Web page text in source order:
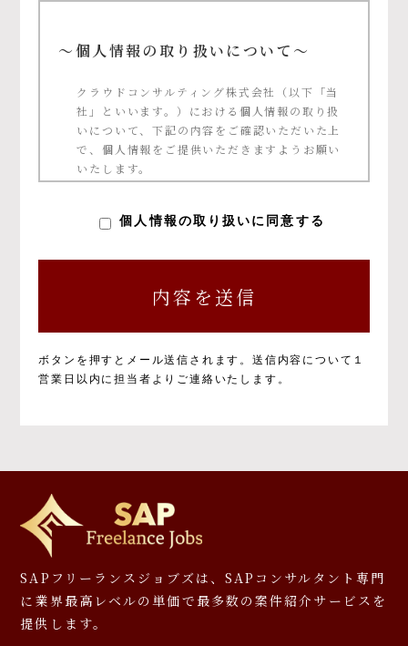
～個人情報の取り扱いについて～
クラウドコンサルティング株式会社（以下「当
社」といいます。）における個人情報の取り扱
いについて、下記の内容をご確認いただいた上
で、個人情報をご提供いただきますようお願い
いたします。
以下のとおりです。
③ご本人の承諾に基づく、当社サービス利用
企業への個人情報提供
ー等への応募、プレゼント発送等
※お預かりした書類については、一部お返しで
きないことがありますのでご了承ください。
個人情報を提供しなかった場合に生じる結
果について
必要となる項目を入力いただかない場合は、本
個人情報の取り扱いに同意する
ボタンを押すとメール送信されます。 送信内容について１
営業日以内に担当者よりご連絡いたします。
SAPフリーランスジョブズは、SAPコンサルタント専門
に 業界最高レベルの単価で最多数の案件紹介サービスを
提供します。